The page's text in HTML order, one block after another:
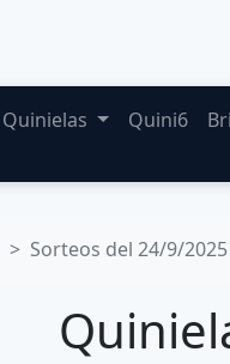
Quinielas Quini6
Sorteos del 24/9/2025